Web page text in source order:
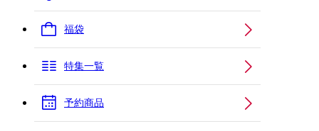
福袋
特集一覧
予約商品